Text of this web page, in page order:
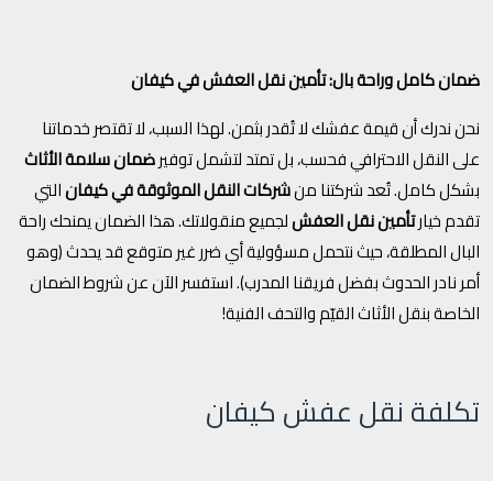
ضمان كامل وراحة بال: تأمين نقل العفش في كيفان
نحن ندرك أن قيمة عفشك لا تُقدر بثمن. لهذا السبب، لا تقتصر خدماتنا
على النقل الاحترافي فحسب، بل تمتد لتشمل توفيرضمان سلامة الأثاث
بشكل كامل. تُعد شركتنا منشركات النقل الموثوقة في كيفانالتي
تقدم خيارتأمين نقل العفشلجميع منقولاتك. هذا الضمان يمنحك راحة
البال المطلقة، حيث نتحمل مسؤولية أي ضرر غير متوقع قد يحدث (وهو
أمر نادر الحدوث بفضل فريقنا المدرب). استفسر الآن عن شروط الضمان
الخاصة بنقل الأثاث القيّم والتحف الفنية!
تكلفة نقل عفش كيفان